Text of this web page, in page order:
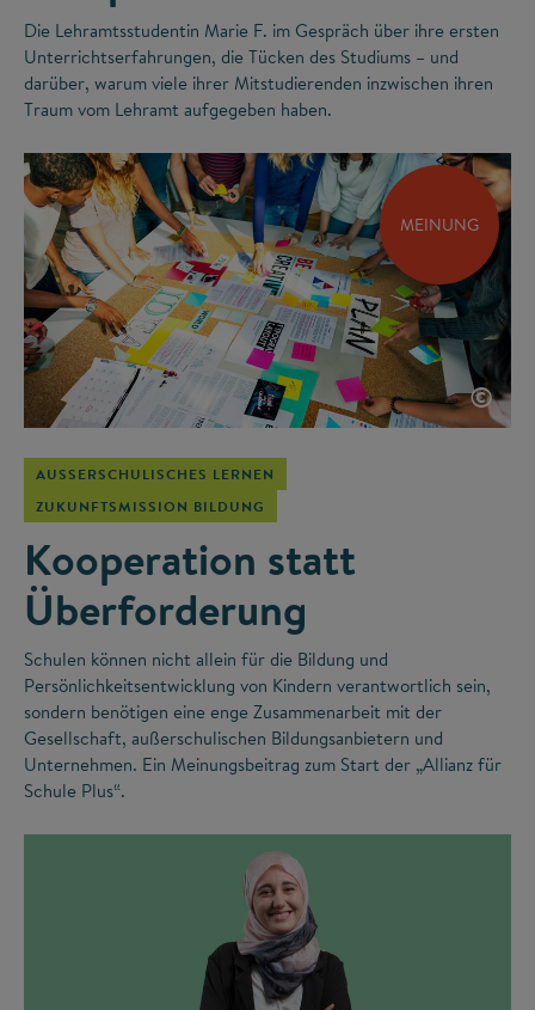
Die Lehramtsstudentin Marie F. im Gespräch über ihre ersten
Unterrichtserfahrungen, die Tücken des Studiums – und
darüber, warum viele ihrer Mitstudierenden inzwischen ihren
Traum vom Lehramt aufgegeben haben.
MEINUNG
©
AUSSERSCHULISCHES LERNEN
ZUKUNFTSMISSION BILDUNG
Kooperation statt
Überforderung
Schulen können nicht allein für die Bildung und
Persönlichkeitsentwicklung von Kindern verantwortlich sein,
sondern benötigen eine enge Zusammenarbeit mit der
Gesellschaft, außerschulischen Bildungsanbietern und
Unternehmen. Ein Meinungsbeitrag zum Start der „Allianz für
Schule Plus“.